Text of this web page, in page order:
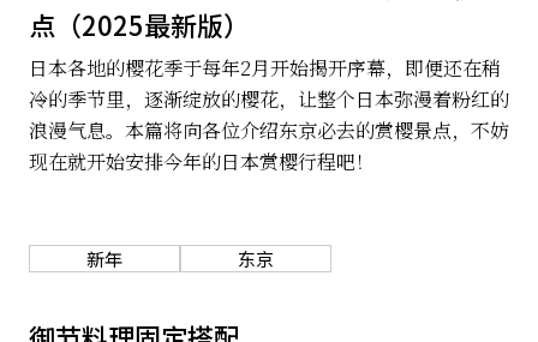
点（2025最新版）
日本各地的樱花季于每年2月开始揭开序幕，即便还在稍
冷的季节里，逐渐绽放的樱花，让整个日本弥漫着粉红的
浪漫气息。本篇将向各位介绍东京必去的赏樱景点，不妨
现在就开始安排今年的日本赏樱行程吧！
新年 东京